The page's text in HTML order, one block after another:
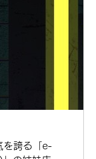
を誇る「e-